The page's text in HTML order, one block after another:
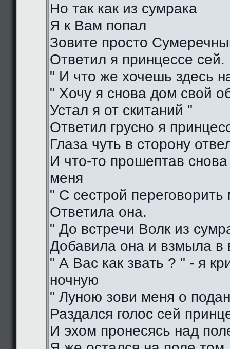
Но так как из сумрака
Я к Вам попал
Зовите просто
Ответил я принцессе сей.
" И что же хочешь здесь
" Хочу я снова дом свой
Устал я от скитаний "
Ответил грусно я
Глаза чуть в сторону
И что-то прошептав
меня
" С сестрой
Ответила она.
" До встречи Волк из
Добавила она и взмыла в
" А Вас как звать ? " - я
ночную
" Луною зови меня о
Раздался голос сей
И эхом пронесясь над